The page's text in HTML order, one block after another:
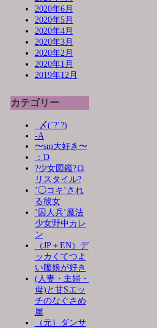
2020年6月
2020年5月
2020年4月
2020年3月
2020年2月
2020年1月
2019年12月
カテゴリー
_〆(´?`?)
-A
〜sm大好き〜
：D
?少女図鑑?ロ
リスタイル?
’◯コキ’され
る彼女
’囚人兵’魔法
少女野中カレ
ン
（JP＋EN）デ
ッカくてつよ
い艦娘が好き
(人妻・主婦・
母)と甘Sエッ
チのなぐさめ
屋
（元）ダンサ